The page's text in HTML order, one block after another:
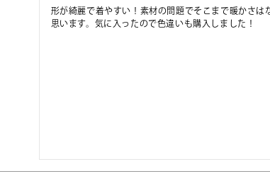
形が綺麗で着やすい！素材の問題でそこまで暖かさ
思います。気に入ったので色違いも購入しました！